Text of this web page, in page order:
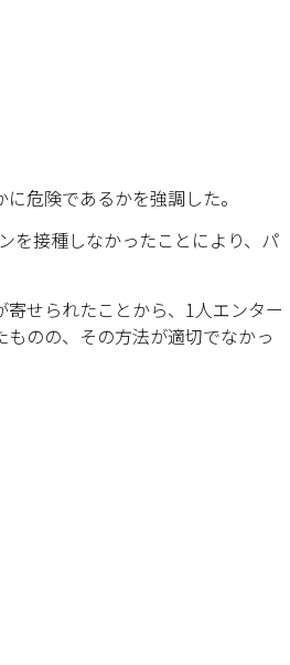
危険であるかを強調した。
を接種しなかったことにより、パ
せられたことから、1人エンター
のの、その方法が適切でなかっ